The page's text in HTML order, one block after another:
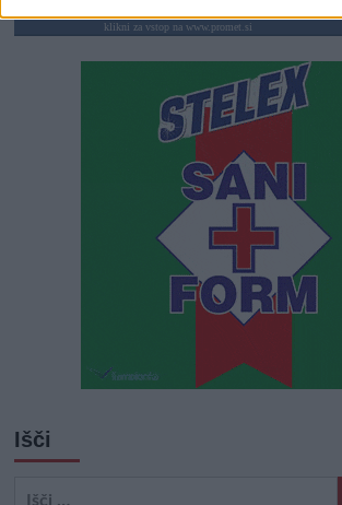
klikni za vstop na www.promet.si
Išči